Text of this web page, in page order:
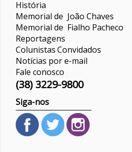
História
Memorial de João Chaves
Memorial de Fialho Pacheco
Reportagens
ColunistasConvidados
Notícias por e-mail
Fale conosco
(38) 3229-9800
Siga-nos